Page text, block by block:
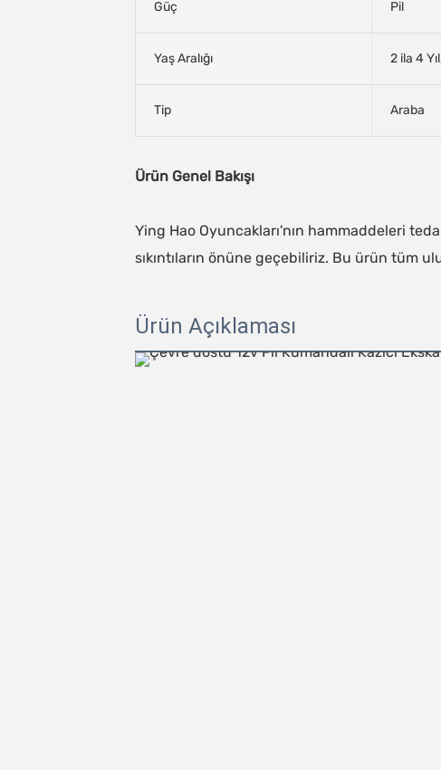
Güç Pil
Yaş Aralığı 2 ila 4
Tip Araba
Ürün Genel Bakışı
Ying Hao Oyuncakları'nın hammaddeleri
sıkıntıların önüne geçebiliriz. Bu ürün tüm
Ürün Açıklaması